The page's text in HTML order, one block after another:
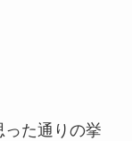
た通りの挙